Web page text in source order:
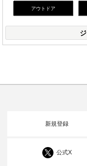
アウトドア
新規登録
公式X